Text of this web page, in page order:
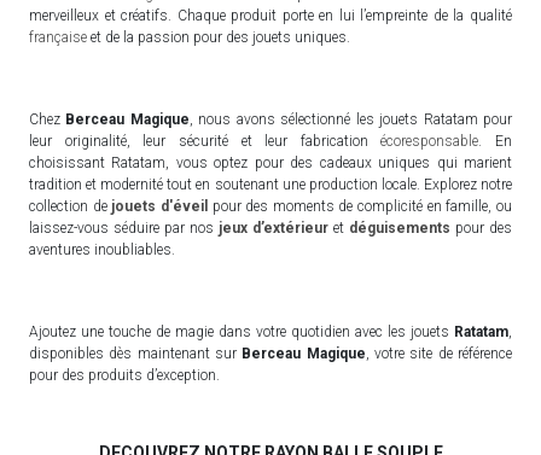
merveilleux et créatifs. Chaque produit porte en lui l’empreinte de la qualité
française et de la passion pour des jouets uniques.
Chez Berceau Magique , nous avons sélectionné les jouets Ratatam pour
leur originalité, leur sécurité et leur fabricationécoresponsable . En
choisissant Ratatam, vous optez pour des cadeaux uniques qui marient
tradition et modernité tout en soutenant une production locale. Explorez notre
collection de jouets d'éveil pour des moments de complicité en famille, ou
laissez-vous séduire par nos jeux d’extérieur et déguisements pour des
aventures inoubliables.
Ajoutez une touche de magie dans votre quotidien avec les jouets Ratatam
disponibles dès maintenant sur Berceau Magique , votre site de référence
pour des produits d’exception.